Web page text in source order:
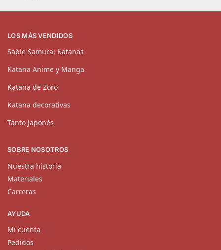
LOS MÁS VENDIDOS
Sable Samurai Katanas
Katana Anime y Manga
Katana de Zoro
Katana decorativas
Tanto Japonés
SOBRE NOSOTROS
Nuestra historia
Materiales
Carreras
AYUDA
Mi cuenta
Pedidos